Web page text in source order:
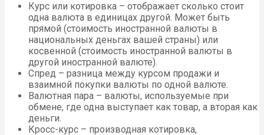
Курс или котировка – отображает сколько стоит
одна валюта в единицах другой. Может быть
прямой (стоимость иностранной валюты в
национальных деньгах вашей страны) или
косвенной (стоимость иностранной валюты в
другой иностранной валюте).
Спред – разница между курсом продажи и
взаимной покупки валюты по одной валюте.
Валютная пара – валюты, используемые при
обмене, где одна выступает как товар, а вторая как
деньги.
Кросс-курс – производная котировка,